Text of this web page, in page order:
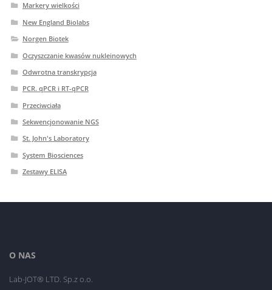
Markery wielkości
New England Biolabs
Norgen Biotek
Oczyszczanie kwasów nukleinowych
Odwrotna transkrypcja
PCR. qPCR i RT-qPCR
Przeciwciała
Sekwencjonowanie NGS
St. John's Laboratory
System Biosciences
Zestawy ELISA
O NAS
Lab-JOT® LTD. Sp.z o.o.